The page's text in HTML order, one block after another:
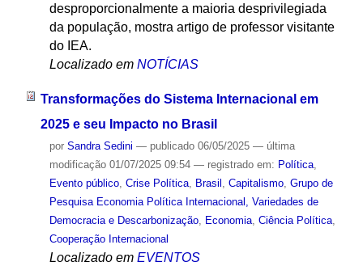
desproporcionalmente a maioria desprivilegiada
da população, mostra artigo de professor visitante
do IEA.
Localizado em NOTÍCIAS
Transformações do Sistema Internacional em
2025 e seu Impacto no Brasil
por Sandra Sedini — publicado06/05/2025 — última
modificação01/07/2025 09:54 — registrado em: Política,
Evento público, Crise Política, Brasil , Capitalismo, Grupo de
Pesquisa Economia Política Internacional, Variedades de
Democracia e Descarbonização, Economia, Ciência Política,
Cooperação Internacional
Localizado em EVENTOS